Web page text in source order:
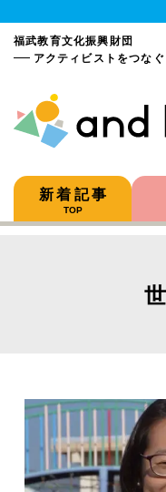
福武教育文化振興財団
アクティビストをつなぐ
新着記事
TOP